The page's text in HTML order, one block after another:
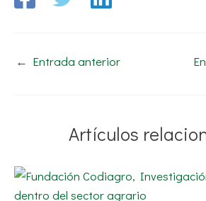
← Entrada anterior
Artículos